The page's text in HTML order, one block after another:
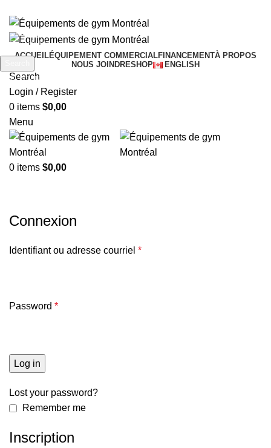
ACCUEILÉQUIPEMENT COMMERCIALFINANCEMENTÀ PROPOS
NOUS JOINDRESHOP ENGLISH
Search
Login / Register
0 items $0,00
Menu
0 items $0,00
Connexion
Identifiant ou adresse courriel *
Password *
Log in
Lost your password?
Remember me
Inscription
Start typing to see products you are looking for.